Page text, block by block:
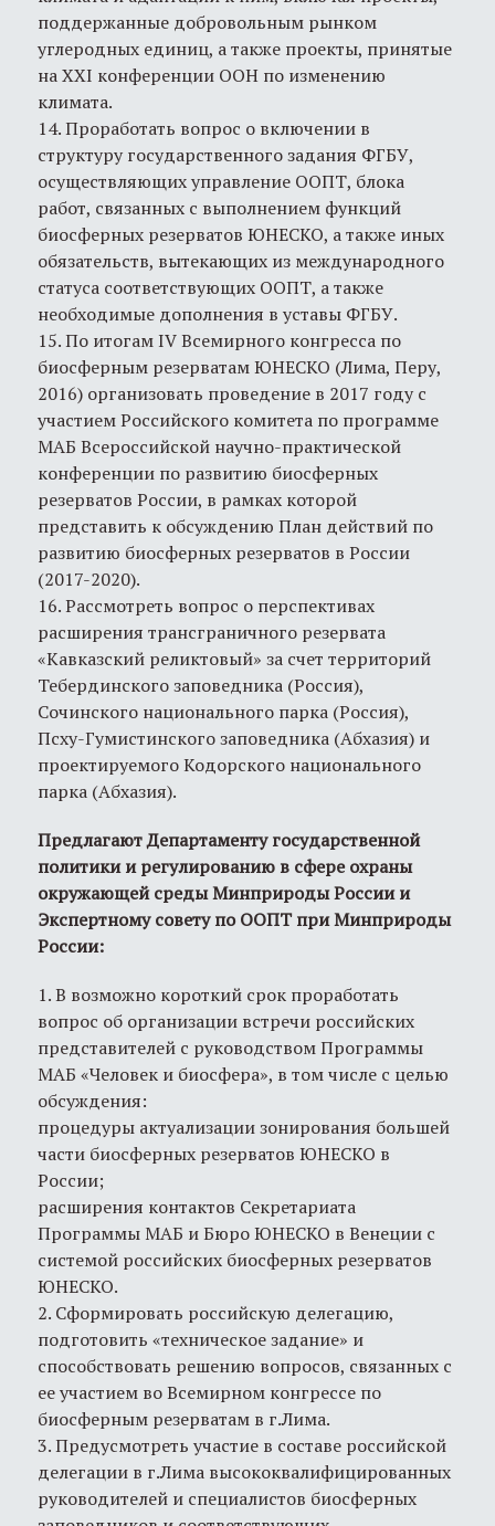
поддержанные добровольным рынком
углеродных единиц, а также проекты, принятые
на XXI конференции ООН по изменению
климата.
14. Проработать вопрос о включении в
структуру государственного задания ФГБУ,
осуществляющих управление ООПТ, блока
работ, связанных с выполнением функций
биосферных резерватов ЮНЕСКО, а также иных
обязательств, вытекающих из международного
статуса соответствующих ООПТ, а также
необходимые дополнения в уставы ФГБУ.
15. По итогам IV Всемирного конгресса по
биосферным резерватам ЮНЕСКО (Лима, Перу,
2016) организовать проведение в 2017 году с
участием Российского комитета по программе
МАБ Всероссийской научно-практической
конференции по развитию биосферных
резерватов России, в рамках которой
представить к обсуждению План действий по
развитию биосферных резерватов в России
(2017-2020).
16. Рассмотреть вопрос о перспективах
расширения трансграничного резервата
«Кавказский реликтовый» за счет территорий
Тебердинского заповедника (Россия),
Сочинского национального парка (Россия),
Псху-Гумистинского заповедника (Абхазия) и
проектируемого Кодорского национального
парка (Абхазия).
Предлагают Департаменту государственной
политики и регулированию в сфере охраны
окружающей среды Минприроды России и
Экспертному совету по ООПТ при Минприроды
России:
1. В возможно короткий срок проработать
вопрос об организации встречи российских
представителей с руководством Программы
МАБ «Человек и биосфера», в том числе с целью
обсуждения:
процедуры актуализации зонирования большей
части биосферных резерватов ЮНЕСКО в
России;
расширения контактов Секретариата
Программы МАБ и Бюро ЮНЕСКО в Венеции с
системой российских биосферных резерватов
ЮНЕСКО.
2. Сформировать российскую делегацию,
подготовить «техническое задание» и
способствовать решению вопросов, связанных с
ее участием во Всемирном конгрессе по
биосферным резерватам в г.Лима.
3. Предусмотреть участие в составе российской
делегации в г.Лима высококвалифицированных
руководителей и специалистов биосферных